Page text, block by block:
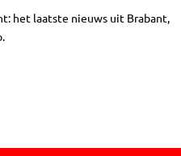
het laatste nieuws uit Brabant,